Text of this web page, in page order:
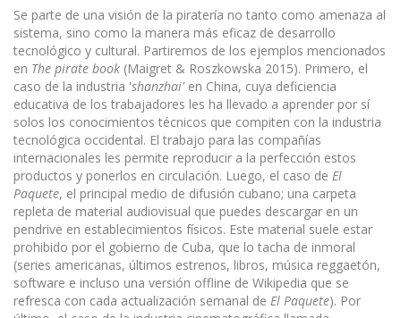
Se parte de una visión de la piratería no tanto como amenaza al
sistema, sino como la manera más eficaz de desarrollo
tecnológico y cultural. Partiremos de los ejemplos mencionados
en The pirate book (Maigret & Roszkowska 2015). Primero, el
caso de la industria 'shanzhai' en China, cuya deficiencia
educativa de los trabajadores les ha llevado a aprender por sí
solos los conocimientos técnicos que compiten con la industria
tecnológica occidental. El trabajo para las compañías
internacionales les permite reproducir a la perfección estos
productos y ponerlos en circulación. Luego, el caso de El
Paquete, el principal medio de difusión cubano; una carpeta
repleta de material audiovisual que puedes descargar en un
pendrive en establecimientos físicos. Este material suele estar
prohibido por el gobierno de Cuba, que lo tacha de inmoral
(series americanas, últimos estrenos, libros, música reggaetón,
software e incluso una versión offline de Wikipedia que se
refresca con cada actualización semanal de El Paquete). Por